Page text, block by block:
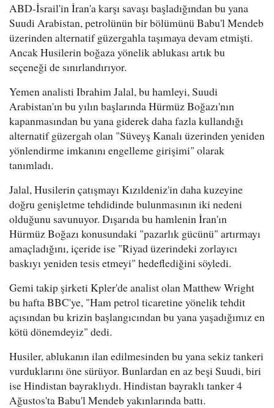
ABD-İsrail'in İran'a karşı savaşı başladığından bu yana
Suudi Arabistan, petrolünün bir bölümünü Babu'l Mendeb
üzerinden alternatif güzergahla taşımaya devam etmişti.
Ancak Husilerin boğaza yönelik ablukası artık bu
seçeneği de sınırlandırıyor.
Yemen analisti Ibrahim Jalal, bu hamleyi, Suudi
Arabistan'ın bu yılın başlarında Hürmüz Boğazı'nın
kapanmasından bu yana giderek daha fazla kullandığı
alternatif güzergah olan "Süveyş Kanalı üzerinden yeniden
yönlendirme imkanını engelleme girişimi" olarak
tanımladı.
Jalal, Husilerin çatışmayı Kızıldeniz'in daha kuzeyine
doğru genişletme tehdidinde bulunmasının iki nedeni
olduğunu savunuyor. Dışarıda bu hamlenin İran'ın
Hürmüz Boğazı konusundaki "pazarlık gücünü" artırmayı
amaçladığını, içeride ise "Riyad üzerindeki zorlayıcı
baskıyı yeniden tesis etmeyi" hedeflediğini söyledi.
Gemi takip şirketi Kpler'de analist olan Matthew Wright
bu hafta BBC'ye, "Ham petrol ticaretine yönelik tehdit
açısından bu krizin başlangıcından bu yana yaşadığımız en
kötü dönemdeyiz" dedi.
Husiler, ablukanın ilan edilmesinden bu yana sekiz tankeri
vurduklarını öne sürüyor. Bunlardan en az beşi Suudi, biri
ise Hindistan bayraklıydı. Hindistan bayraklı tanker 4
Ağustos'ta Babu'l Mendeb yakınlarında battı.